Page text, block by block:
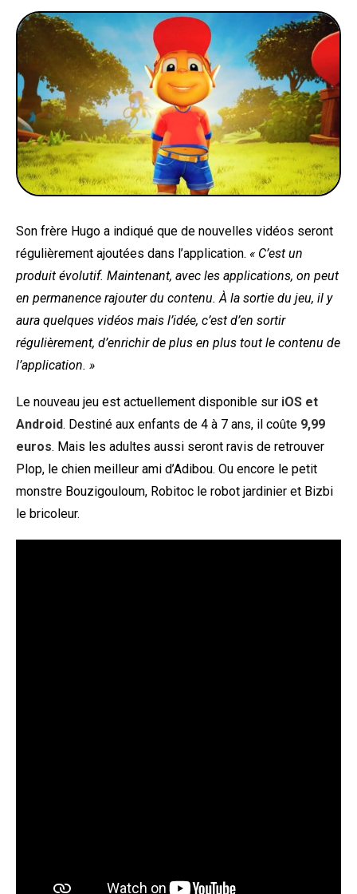
Son frère Hugo a indiqué que de nouvelles vidéos seront
régulièrement ajoutées dans l’application. « C’est un
produit évolutif. Maintenant, avec les applications, on peut
en permanence rajouter du contenu. À la sortie du jeu, il y
aura quelques vidéos mais l’idée, c’est d’en sortir
régulièrement, d’enrichir de plus en plus tout le contenu de
l’application. »
Le nouveau jeu est actuellement disponible sur iOS et
Android. Destiné aux enfants de 4 à 7 ans, il coûte 9,99
euros. Mais les adultes aussi seront ravis de retrouver
Plop, le chien meilleur ami d’Adibou. Ou encore le petit
monstre Bouzigouloum, Robitoc le robot jardinier et Bizbi
le bricoleur.